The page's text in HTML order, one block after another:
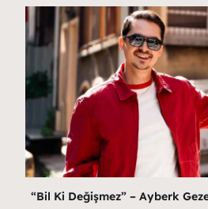
“Bil Ki Değişmez” – Ayberk